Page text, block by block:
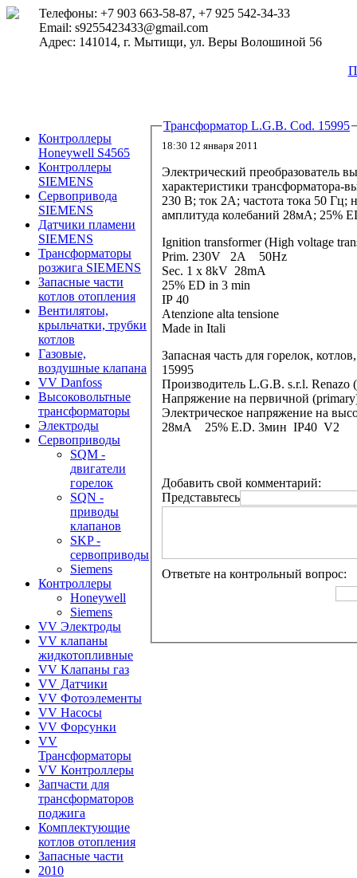
Телефоны: +7 903 663-58-87, +7 925 542-34-33
Email: s9255423433@gmail.com
Адрес: 141014, г. Мытищи, ул. Веры Волошиной 56
Контроллеры
Honeywell S4565
Контроллеры
SIEMENS
Сервопривода
SIEMENS
Датчики пламени
SIEMENS
Трансформаторы
розжига SIEMENS
Запасные части
котлов отопления
Вентилятоы,
крыльчатки, трубки
котлов
Газовые,
воздушные клапана
VV Danfoss
Высоковольтные
трансформаторы
Электроды
Сервоприводы
SQM -
двигатели
горелок
SQN -
приводы
клапанов
SKP -
сервоприводы
Siemens
Контроллеры
Honeywell
Siemens
VV Электроды
VV клапаны
жидкотопливные
VV Клапаны газ
VV Датчики
VV Фотоэлементы
VV Насосы
VV Форсунки
VV
Трансформаторы
VV Контроллеры
Запчасти для
трансформаторов
поджига
Комплектующие
котлов отопления
Запасные части
2010
Трансформатор L.G.B. Cod. 15995
18:30 12 января 2011
Электрический преобразователь
характеристики трансформатора-
230 В; ток 2А; частота тока 50 Гц;
амплитуда колебаний 28мА; 25%
Ignition transformer (High voltage
Prim. 230V 2A 50Hz
Sec. 1 x 8kV 28mA
25% ED in 3 min
IP 40
Atenzione alta tensione
Made in Itali
Запасная часть для горелок,
15995
Производитель L.G.B. s.r.l. Renazo
Напряжение на первичной
Электрическое напряжение на
28мА 25% E.D. 3мин IP40 V2
Добавить свой комментарий:
Представьтесь
Ответьте на контрольный вопрос: